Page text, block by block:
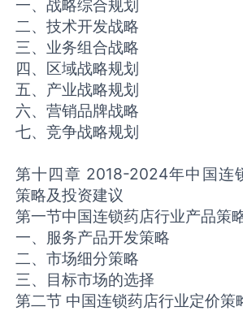
一、战略综合规划
二、技术开发战略
三、业务组合战略
四、区域战略规划
五、产业战略规划
六、营销品牌战略
七、竞争战略规划
第十四章 2018-2024年中国连
策略及投资建议
第一节中国连锁药店行业产品策
一、服务产品开发策略
二、市场细分策略
三、目标市场的选择
第二节 中国连锁药店行业定价策